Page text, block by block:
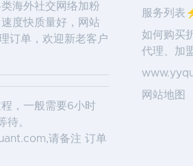
海外社交网络加粉
度快质量好，网站
订单，欢迎新老客户
，一般需要6小时
待。
,请备注 订单
服务列表
如何购买
代理、加
网站地图